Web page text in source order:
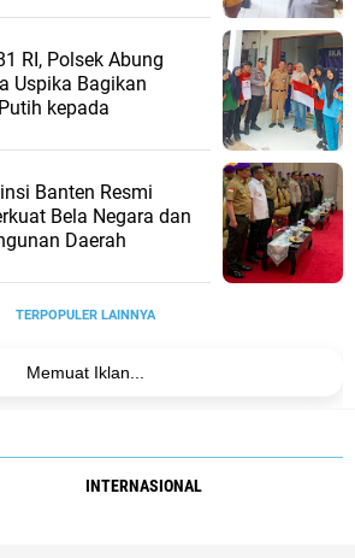
RI, Polsek Abung
Uspika Bagikan
kepada
Banten Resmi
Bela Negara dan
Daerah
TERPOPULER LAINNYA
Memuat Iklan...
INTERNASIONAL